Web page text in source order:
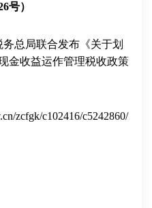
号）
务总局联合发布《关于划
金收益运作管理税收政策
zcfgk/c102416/c5242860/